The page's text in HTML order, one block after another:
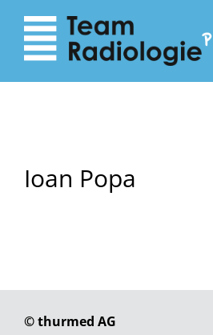
zum
Inhalt
Navigation
Ioan Popa
© thurmed AG